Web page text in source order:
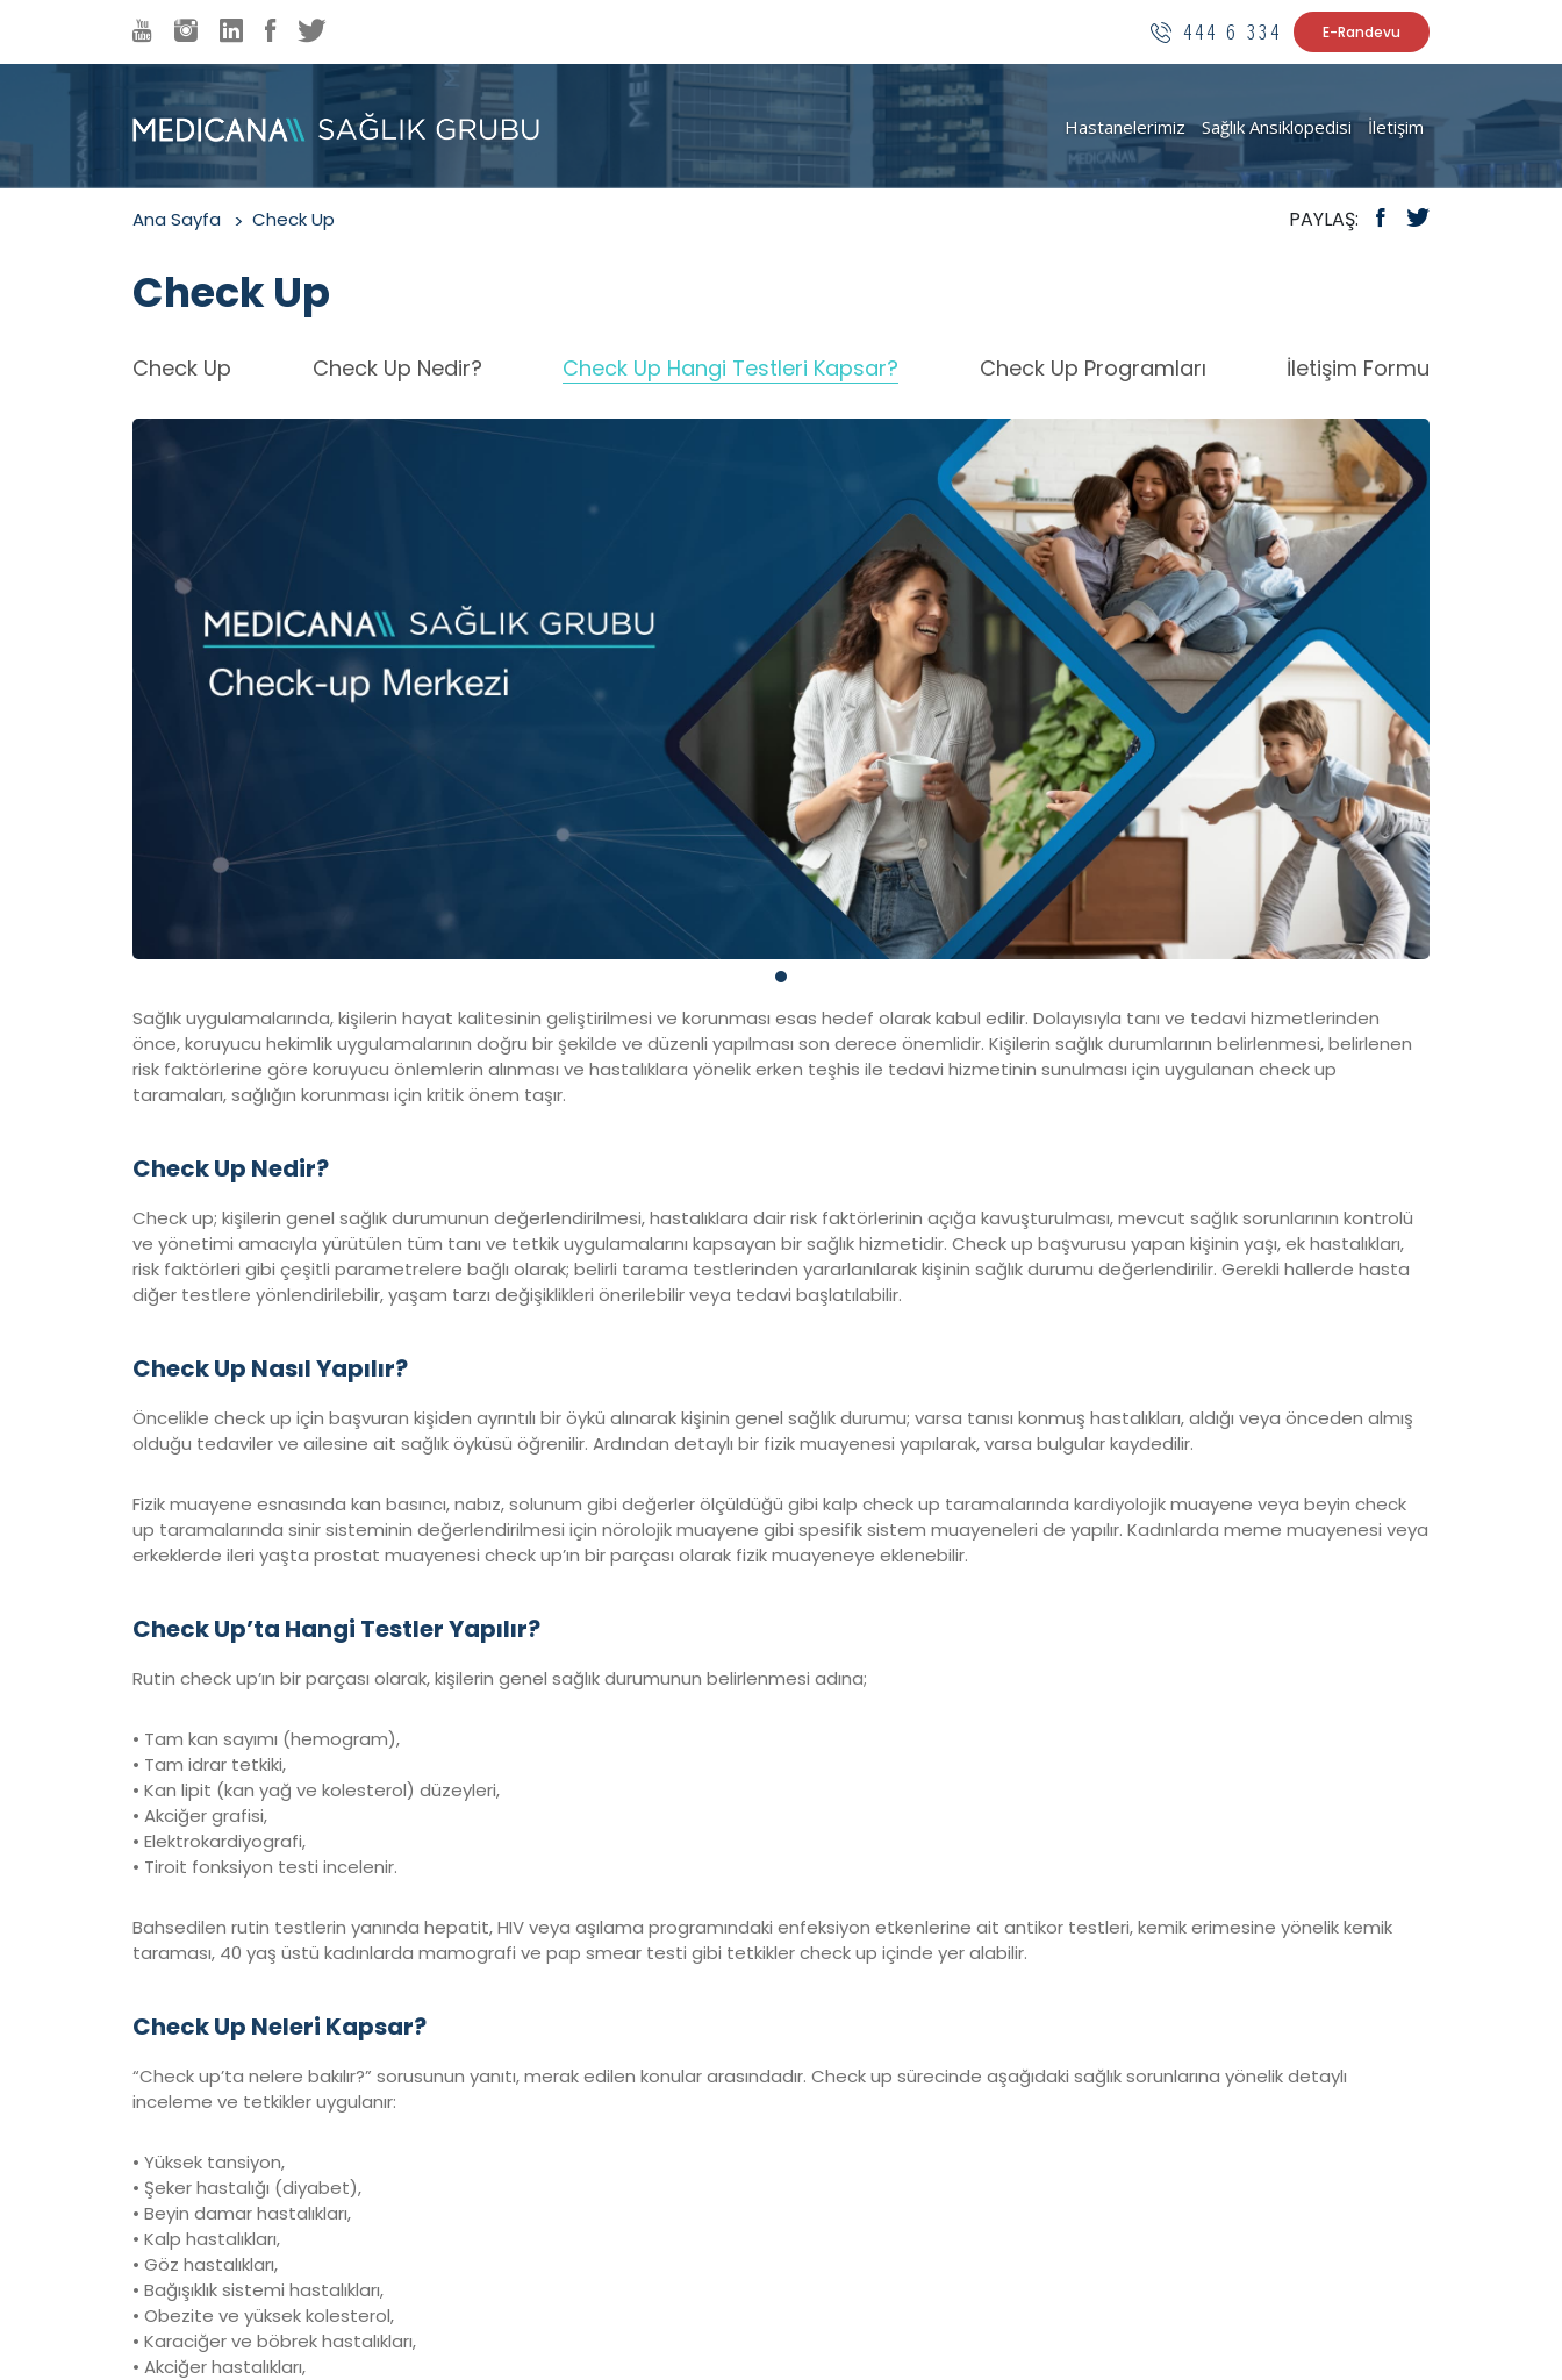
444 6 334 E-Randevu
Hastanelerimiz Sağlık Ansiklopedisi İletişim
Ana Sayfa Check Up PAYLAŞ:
Check Up
Check Up Check Up Nedir? Check Up Hangi Testleri Kapsar? Check Up Programları İletişim Formu
Sağlık uygulamalarında, kişilerin hayat kalitesinin geliştirilmesi ve korunması esas hedef olarak kabul edilir. Dolayısıyla tanı ve tedavi hizmetlerinden
önce, koruyucu hekimlik uygulamalarının doğru bir şekilde ve düzenli yapılması son derece önemlidir. Kişilerin sağlık durumlarının belirlenmesi, belirlenen
risk faktörlerine göre koruyucu önlemlerin alınması ve hastalıklara yönelik erken teşhis ile tedavi hizmetinin sunulması için uygulanan check up
taramaları, sağlığın korunması için kritik önem taşır.
Check Up Nedir?
Check up; kişilerin genel sağlık durumunun değerlendirilmesi, hastalıklara dair risk faktörlerinin açığa kavuşturulması, mevcut sağlık sorunlarının kontrolü
ve yönetimi amacıyla yürütülen tüm tanı ve tetkik uygulamalarını kapsayan bir sağlık hizmetidir. Check up başvurusu yapan kişinin yaşı, ek hastalıkları,
risk faktörleri gibi çeşitli parametrelere bağlı olarak; belirli tarama testlerinden yararlanılarak kişinin sağlık durumu değerlendirilir. Gerekli hallerde hasta
diğer testlere yönlendirilebilir, yaşam tarzı değişiklikleri önerilebilir veya tedavi başlatılabilir.
Check Up Nasıl Yapılır?
Öncelikle check up için başvuran kişiden ayrıntılı bir öykü alınarak kişinin genel sağlık durumu; varsa tanısı konmuş hastalıkları, aldığı veya önceden almış
olduğu tedaviler ve ailesine ait sağlık öyküsü öğrenilir. Ardından detaylı bir fizik muayenesi yapılarak, varsa bulgular kaydedilir.
Fizik muayene esnasında kan basıncı, nabız, solunum gibi değerler ölçüldüğü gibi kalp check up taramalarında kardiyolojik muayene veya beyin check
up taramalarında sinir sisteminin değerlendirilmesi için nörolojik muayene gibi spesifik sistem muayeneleri de yapılır. Kadınlarda meme muayenesi veya
erkeklerde ileri yaşta prostat muayenesi check up’ın bir parçası olarak fizik muayeneye eklenebilir.
Check Up’ta Hangi Testler Yapılır?
Rutin check up’ın bir parçası olarak, kişilerin genel sağlık durumunun belirlenmesi adına;
• Tam kan sayımı (hemogram),
• Tam idrar tetkiki,
• Kan lipit (kan yağ ve kolesterol) düzeyleri,
• Akciğer grafisi,
• Elektrokardiyografi,
• Tiroit fonksiyon testi incelenir.
Bahsedilen rutin testlerin yanında hepatit, HIV veya aşılama programındaki enfeksiyon etkenlerine ait antikor testleri, kemik erimesine yönelik kemik
taraması, 40 yaş üstü kadınlarda mamografi ve pap smear testi gibi tetkikler check up içinde yer alabilir.
Check Up Neleri Kapsar?
“Check up’ta nelere bakılır?” sorusunun yanıtı, merak edilen konular arasındadır. Check up sürecinde aşağıdaki sağlık sorunlarına yönelik detaylı
inceleme ve tetkikler uygulanır:
• Yüksek tansiyon,
• Şeker hastalığı (diyabet),
• Beyin damar hastalıkları,
• Kalp hastalıkları,
• Göz hastalıkları,
• Bağışıklık sistemi hastalıkları,
• Obezite ve yüksek kolesterol,
• Karaciğer ve böbrek hastalıkları,
• Akciğer hastalıkları,